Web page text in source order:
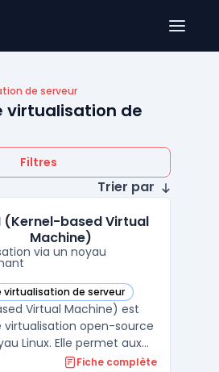
de serveur
virtualisation de
Filtres
Trier par
(Kernel-based Virtual
Machine)
via un noyau
virtualisation de serveur
based Virtual Machine) dans cette
Virtual Machine) est
virtualisation open-source
Linux. Elle permet aux
et de gérer desFiche complète